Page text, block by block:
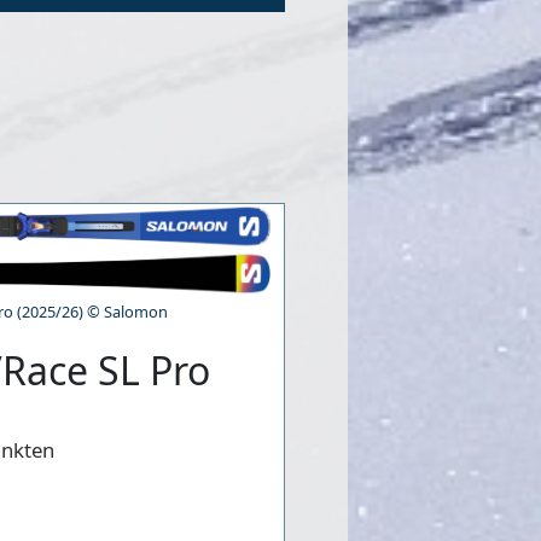
(2025/26) © Salomon
SL Pro